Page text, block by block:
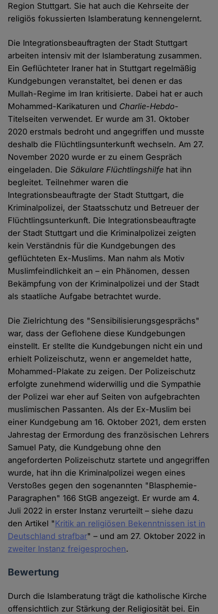
Region Stuttgart. Sie hat auch die Kehrseite der
religiös fokussierten Islamberatung kennengelernt.
Die Integrationsbeauftragten der Stadt Stuttgart
arbeiten intensiv mit der Islamberatung zusammen.
Ein Geflüchteter Iraner hat in Stuttgart regelmäßig
Kundgebungen veranstaltet, bei denen er das
Mullah-Regime im Iran kritisierte. Dabei hat er auch
Mohammed-Karikaturen und Charlie-Hebdo-
Titelseiten verwendet. Er wurde am 31. Oktober
2020 erstmals bedroht und angegriffen und musste
deshalb die Flüchtlingsunterkunft wechseln. Am 27.
November 2020 wurde er zu einem Gespräch
eingeladen. DieSäkulare Flüchtlingshilfe hat ihn
begleitet. Teilnehmer waren die
Integrationsbeauftragte der Stadt Stuttgart, die
Kriminalpolizei, der Staatsschutz und Betreuer der
Flüchtlingsunterkunft. Die Integrationsbeauftragte
der Stadt Stuttgart und die Kriminalpolizei zeigten
kein Verständnis für die Kundgebungen des
geflüchteten Ex-Muslims. Man nahm als Motiv
Muslimfeindlichkeit an – ein Phänomen, dessen
Bekämpfung von der Kriminalpolizei und der Stadt
als staatliche Aufgabe betrachtet wurde.
Die Zielrichtung des "Sensibilisierungsgesprächs"
war, dass der Geflohene diese Kundgebungen
einstellt. Er stellte die Kundgebungen nicht ein und
erhielt Polizeischutz, wenn er angemeldet hatte,
Mohammed-Plakate zu zeigen. Der Polizeischutz
erfolgte zunehmend widerwillig und die Sympathie
der Polizei war eher auf Seiten von aufgebrachten
muslimischen Passanten. Als der Ex-Muslim bei
einer Kundgebung am 16. Oktober 2021, dem ersten
Jahrestag der Ermordung des französischen Lehrers
Samuel Paty, die Kundgebung ohne den
angeforderten Polizeischutz startete und angegriffen
wurde, hat ihn die Kriminalpolizei wegen eines
Verstoßes gegen den sogenannten "Blasphemie-
Paragraphen" 166 StGB angezeigt. Er wurde am 4.
Juli 2022 in erster Instanz verurteilt – siehe dazu
den Artikel "Kritik an religiösen Bekenntnissen ist in
Deutschland strafbar" – und am 27. Oktober 2022 in
zweiter Instanz freigesprochen.
Bewertung
Durch die Islamberatung trägt die katholische Kirche
offensichtlich zur Stärkung der Religiosität bei. Ein